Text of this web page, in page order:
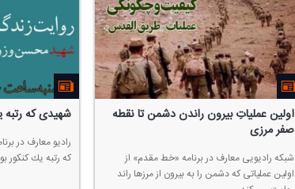
اولین عملیاتِ بیرون راندن دشمن تا نقطه
صفر مرزی
شبكه رادیویی معارف در برنامه «خط مقدم» از
اولین عملیاتی كه دشمن را به بیرون از مرزها راند
شهیدی كه رتبه
رادیو معارف در
كه رتبه یك كنكور